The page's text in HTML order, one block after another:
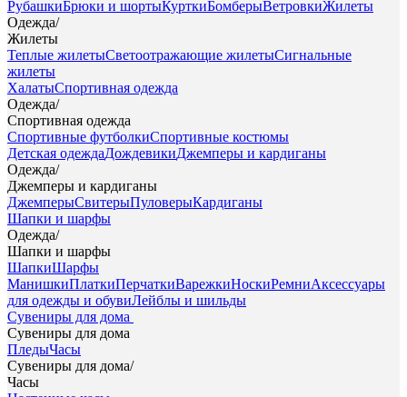
РубашкиБрюки и шортыКурткиБомберыВетровкиЖилеты
Одежда/
Жилеты
Теплые жилетыСветоотражающие жилетыСигнальные
жилеты
ХалатыСпортивная одежда
Одежда/
Спортивная одежда
Спортивные футболкиСпортивные костюмы
Детская одеждаДождевикиДжемперы и кардиганы
Одежда/
Джемперы и кардиганы
ДжемперыСвитерыПуловерыКардиганы
Шапки и шарфы
Одежда/
Шапки и шарфы
ШапкиШарфы
МанишкиПлаткиПерчаткиВарежкиНоскиРемниАксессуары
для одежды и обувиЛейблы и шильды
Сувениры для дома
Сувениры для дома
ПледыЧасы
Сувениры для дома/
Часы